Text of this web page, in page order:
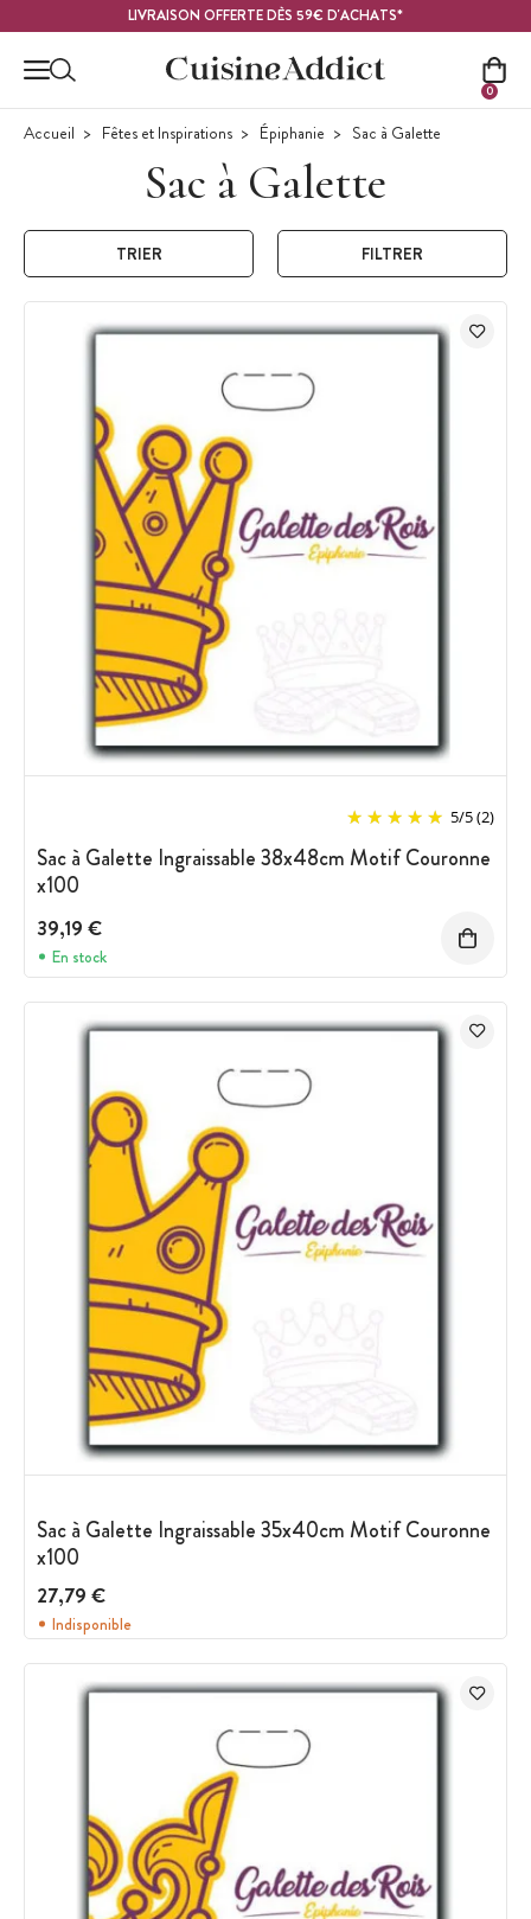
LIVRAISON OFFERTE DÈS 59€ D'ACHATS*
0
Accueil Fêtes et Inspirations Épiphanie Sac à Galette
Sac à Galette
TRIER FILTRER
5/5(2)
Sac à Galette Ingraissable 38x48cm Motif Couronne
x100
39,19 €
En stock
Sac à Galette Ingraissable 35x40cm Motif Couronne
x100
27,79 €
Indisponible